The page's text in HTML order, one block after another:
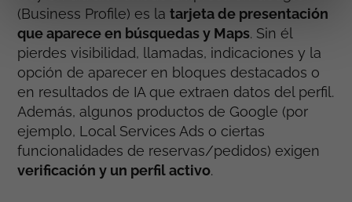
(Business Profile) es latarjeta de presentación
que aparece en búsquedas y Maps. Sin él
pierdes visibilidad, llamadas, indicaciones y la
opción de aparecer en bloques destacados o
en resultados de IA que extraen datos del perfil.
Además, algunos productos de Google (por
ejemplo, Local Services Ads o ciertas
funcionalidades de reservas/pedidos) exigen
verificación y un perfil activo.